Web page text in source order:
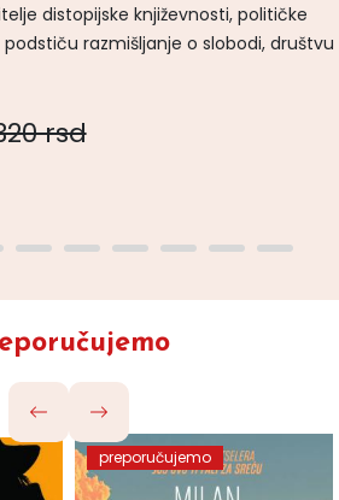
distopijske književnosti, političke
razmišljanje o slobodi, društvu
rsd
preporučujemo